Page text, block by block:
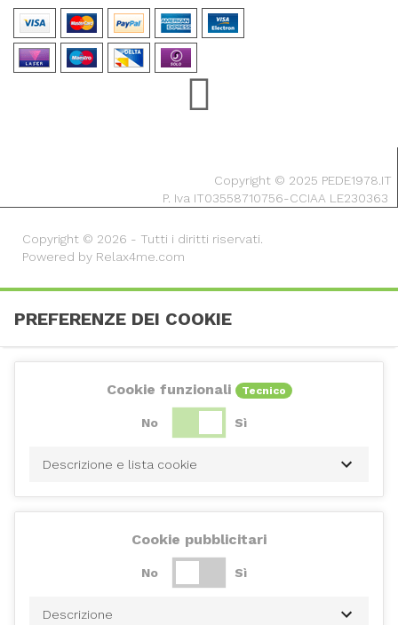
Copyright © 2025 PEDE1978.IT
P. Iva IT03558710756-CCIAA LE230363
Copyright © 2026 - Tutti i diritti riservati.
Powered by Relax4me.com
PREFERENZE DEI COOKIE
Cookie funzionali Tecnico
No Sì
Descrizione e lista cookie
Cookie pubblicitari
No Sì
Descrizione